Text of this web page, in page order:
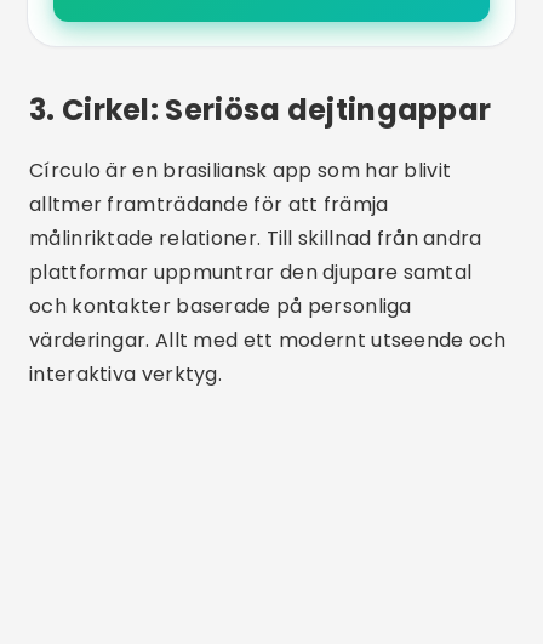
välkomnande miljö.gratis nedladdningfinns
Appen erbjuder även profilverifiering och
möjligheten att hitta personer i samma stad
eller region, vilket gör det enklare att träffas
personligen. Om du letar efter något genuint,
tveka inte attladda ner nuCirkeln och börja din
resa mot en mogen och uppriktig relation.
Inre cirkel: Dejtinggemenskap